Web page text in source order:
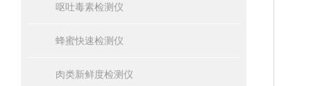
呕吐毒素检测仪
蜂蜜快速检测仪
肉类新鲜度检测仪